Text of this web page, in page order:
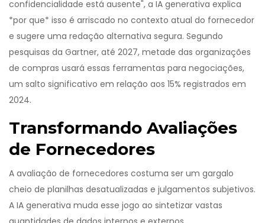
confidencialidade está ausente", a IA generativa explica
*por que* isso é arriscado no contexto atual do fornecedor
e sugere uma redação alternativa segura. Segundo
pesquisas da Gartner, até 2027, metade das organizações
de compras usará essas ferramentas para negociações,
um salto significativo em relação aos 15% registrados em
2024.
Transformando Avaliações
de Fornecedores
A avaliação de fornecedores costuma ser um gargalo
cheio de planilhas desatualizadas e julgamentos subjetivos.
A IA generativa muda esse jogo ao sintetizar vastas